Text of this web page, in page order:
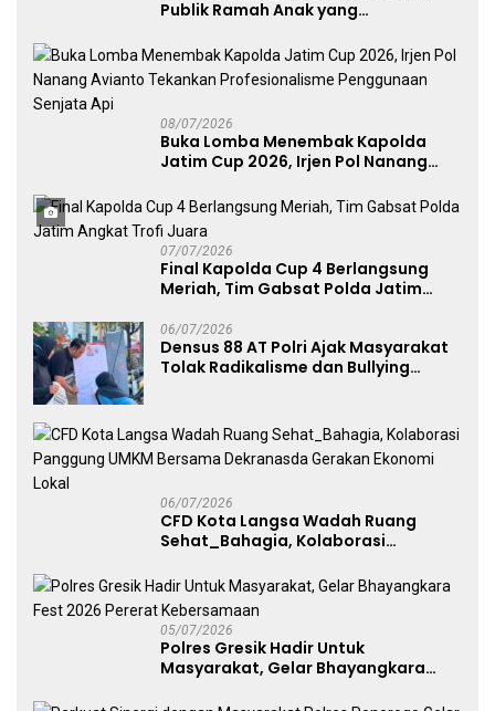
Publik Ramah Anak yang
Publik
08/07/2026
Buka Lomba Menembak Kapolda
Jatim Cup 2026, Irjen Pol Nanang
Penggunaan Senjata Api
07/07/2026
Final Kapolda Cup 4 Berlangsung
Meriah, Tim Gabsat Polda Jatim
06/07/2026
Densus 88 AT Polri Ajak Masyarakat
Tolak Radikalisme dan Bullying
06/07/2026
CFD Kota Langsa Wadah Ruang
Sehat_Bahagia, Kolaborasi
Dekranasda Gerakan Ekonomi Lokal
05/07/2026
Polres Gresik Hadir Untuk
Masyarakat, Gelar Bhayangkara